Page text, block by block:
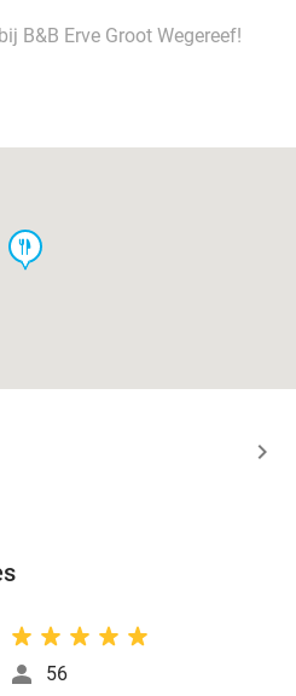
B&B Erve Groot Wegereef!
food
56